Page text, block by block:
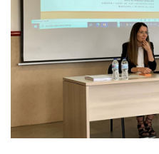
navegación